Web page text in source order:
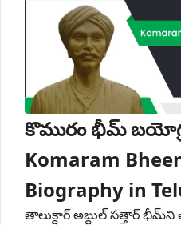
కొమురం భీమ్
Komaram
Biography in
తాలుక్దార్ అబ్దుల్ సత్తార్ భీమ్‌ని